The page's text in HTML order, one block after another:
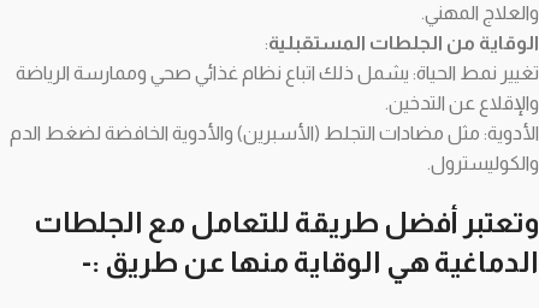
والعلاج المهني.
الوقاية من الجلطات المستقبلية:
تغيير نمط الحياة: يشمل ذلك اتباع نظام غذائي صحي وممارسة الرياضة
والإقلاع عن التدخين.
الأدوية: مثل مضادات التجلط (الأسبرين) والأدوية الخافضة لضغط الدم
والكوليسترول.
وتعتبر أفضل طريقة للتعامل مع الجلطات
الدماغية هي الوقاية منها عن طريق :-